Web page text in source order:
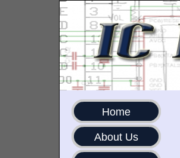
Home
About Us